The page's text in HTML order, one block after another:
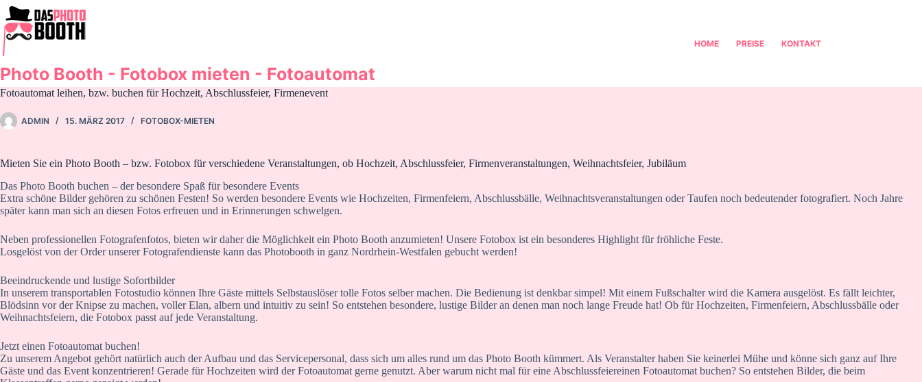
Zum
Inhalt
springen
Photo Booth - Fotobox mieten - Fotoautomat
HOME PREISE KONTAKT
Fotoautomat leihen, bzw. buchen für Hochzeit, Abschlussfeier, Firmenevent
ADMIN 15. MÄRZ 2017 FOTOBOX-MIETEN
Mieten Sie ein Photo Booth – bzw. Fotobox für verschiedene Veranstaltungen, ob Hochzeit, Abschlussfeier, Firmenveranstaltungen, Weihnachtsfeier, Jubiläum
Das Photo Booth buchen – der besondere Spaß für besondere Events
Extra schöne Bilder gehören zu schönen Festen! So werden besondere Events wie Hochzeiten, Firmenfeiern, Abschlussbälle, Weihnachtsveranstaltungen oder Taufen noch bedeutender fotografiert. Noch Jahre
später kann man sich an diesen Fotos erfreuen und in Erinnerungen schwelgen.
Neben professionellen Fotografenfotos, bieten wir daher die Möglichkeit ein Photo Booth anzumieten! Unsere Fotobox ist ein besonderes Highlight für fröhliche Feste.
Losgelöst von der Order unserer Fotografendienste kann das Photobooth in ganz Nordrhein-Westfalen gebucht werden!
Beeindruckende und lustige Sofortbilder
In unserem transportablen Fotostudio können Ihre Gäste mittels Selbstauslöser tolle Fotos selber machen. Die Bedienung ist denkbar simpel! Mit einem Fußschalter wird die Kamera ausgelöst. Es fällt leichter,
Blödsinn vor der Knipse zu machen, voller Elan, albern und intuitiv zu sein! So entstehen besondere, lustige Bilder an denen man noch lange Freude hat! Ob für Hochzeiten, Firmenfeiern, Abschlussbälle oder
Weihnachtsfeiern, die Fotobox passt auf jede Veranstaltung.
Jetzt einen Fotoautomat buchen!
Zu unserem Angebot gehört natürlich auch der Aufbau und das Servicepersonal, dass sich um alles rund um das Photo Booth kümmert. Als Veranstalter haben Sie keinerlei Mühe und könne sich ganz auf Ihre
Gäste und das Event konzentrieren! Gerade für Hochzeiten wird der Fotoautomat gerne genutzt. Aber warum nicht mal für eine Abschlussfeiereinen Fotoautomat buchen? So entstehen Bilder, die beim